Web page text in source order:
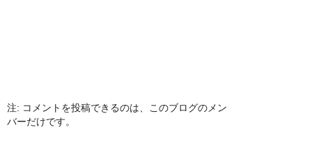
注: コメントを投稿できるのは、このブログのメン
バーだけです。